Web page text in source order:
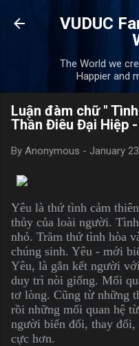
Skip
VUDUC
The World we
Happier and
Luận đàm chữ "
Thần Điêu Đại Hiệp
By Anonymous - January
Yêu là thứ tình cảm
thủy của loài người.
nhỏ. Trăm thứ tình hòa
chúng sinh. Yêu - mới
Yêu, là gắn kết người
duy trì nòi giống. Mối
tơ lòng. Cũng từ những
rồi những mối quan hệ
người biến đổi, thay đổi,
cực hơn.